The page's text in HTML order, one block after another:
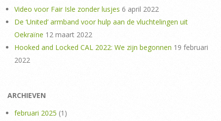
Video voor Fair Isle zonder lusjes 6 april 2022
De ‘United’ armband voor hulp aan de vluchtelingen uit
Oekraïne 12 maart 2022
Hooked and Locked CAL 2022: We zijn begonnen 19 februari
2022
ARCHIEVEN
februari 2025 (1)